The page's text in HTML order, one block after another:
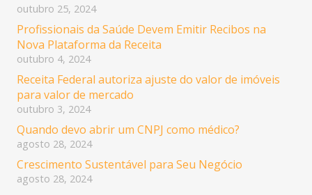
outubro 25, 2024
Profissionais da Saúde Devem Emitir Recibos na
Nova Plataforma da Receita
outubro 4, 2024
Receita Federal autoriza ajuste do valor de imóveis
para valor de mercado
outubro 3, 2024
Quando devo abrir um CNPJ como médico?
agosto 28, 2024
Crescimento Sustentável para Seu Negócio
agosto 28, 2024